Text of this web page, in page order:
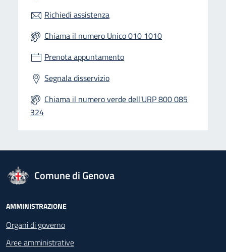
Richiedi assistenza
Chiama il numero Unico 010 1010
Prenota appuntamento
Segnala disservizio
Chiama il numero verde dell'URP 800 085
324
logo Unione Europea
Comune di Genova
Footer - Navigazione
AMMINISTRAZIONE
Organi di governo
Aree amministrative